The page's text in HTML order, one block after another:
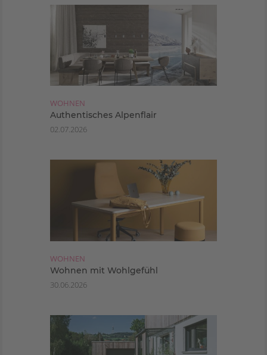
WOHNEN
Authentisches Alpenflair
02.07.2026
WOHNEN
Wohnen mit Wohlgefühl
30.06.2026